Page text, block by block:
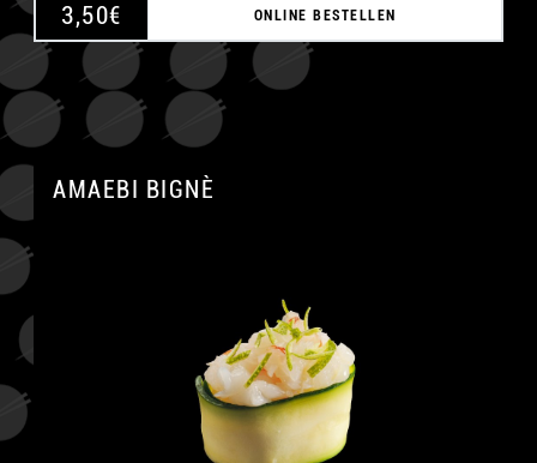
3,50€ ONLINE BESTELLEN
AMAEBI BIGNÈ